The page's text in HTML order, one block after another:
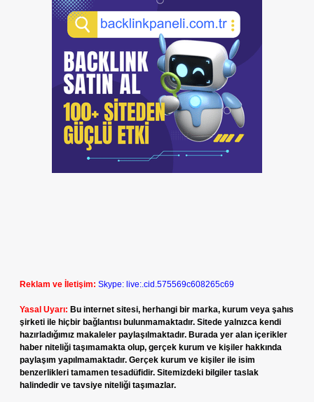
Reklam ve İletişim: Skype: live:.cid.575569c608265c69
Yasal Uyarı: Bu internet sitesi, herhangi bir marka, kurum veya şahıs
şirketi ile hiçbir bağlantısı bulunmamaktadır. Sitede yalnızca kendi
hazırladığımız makaleler paylaşılmaktadır. Burada yer alan içerikler
haber niteliği taşımamakta olup, gerçek kurum ve kişiler hakkında
paylaşım yapılmamaktadır. Gerçek kurum ve kişiler ile isim
benzerlikleri tamamen tesadüfidir. Sitemizdeki bilgiler taslak
halindedir ve tavsiye niteliği taşımazlar.